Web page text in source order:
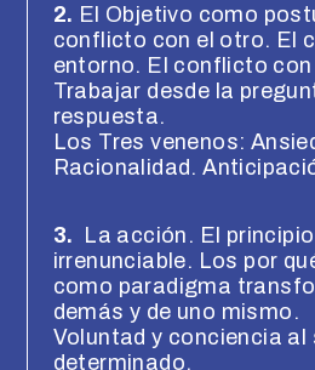
2. El Objetivo como
conflicto con el otro. El
entorno. El conflicto
Trabajar desde la
respuesta.
Los Tres venenos:
Racionalidad.
3.
La acción. El
irrenunciable. Los por
como paradigma
demás y de uno mismo.
Voluntad y conciencia al
determinado.